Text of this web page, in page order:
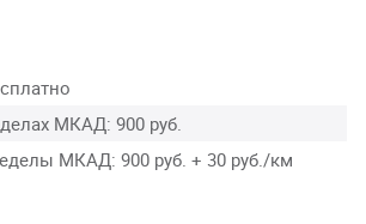
МКАД 900 руб.
МКАД 900 руб. + 30 руб./км